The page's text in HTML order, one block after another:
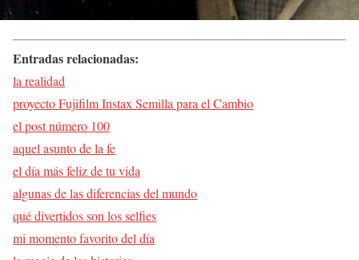
Entradas relacionadas:
la realidad
proyecto Fujifilm Instax Semilla para el Cambio
el post número 100
aquel asunto de la fe
el día más feliz de tu vida
algunas de las diferencias del mundo
qué divertidos son los selfies
mi momento favorito del día